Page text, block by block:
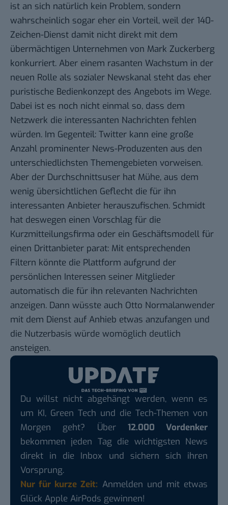
ist an sich natürlich kein Problem, sondern
wahrscheinlich sogar eher ein Vorteil, weil der 140-
Zeichen-Dienst damit nicht direkt mit dem
übermächtigen Unternehmen von Mark Zuckerberg
konkurriert. Aber einem rasanten Wachstum in der
neuen Rolle als sozialer Newskanal steht das eher
puristische Bedienkonzept des Angebots im Wege.
Dabei ist es noch nicht einmal so, dass dem
Netzwerk die interessanten Nachrichten fehlen
würden. Im Gegenteil: Twitter kann eine große
Anzahl prominenter News-Produzenten aus den
unterschiedlichsten Themengebieten vorweisen.
Aber der Durchschnittsuser hat Mühe, aus dem
wenig übersichtlichen Geflecht die für ihn
interessanten Anbieter herauszufischen. Schmidt
hat deswegen einen Vorschlag für die
Kurzmitteilungsfirma oder ein Geschäftsmodell für
einen Drittanbieter parat: Mit entsprechenden
Filtern könnte die Plattform aufgrund der
persönlichen Interessen seiner Mitglieder
automatisch die für ihn relevanten Nachrichten
anzeigen. Dann wüsste auch Otto Normalanwender
mit dem Dienst auf Anhieb etwas anzufangen und
die Nutzerbasis würde womöglich deutlich
ansteigen.
Du willst nicht abgehängt werden, wenn es
um KI, Green Tech und die Tech-Themen von
Morgen geht? Über 12.000 Vordenker
bekommen jeden Tag die wichtigsten News
direkt in die Inbox und sichern sich ihren
Vorsprung.
Nur für kurze Zeit: Anmelden und mit etwas
Glück Apple AirPods gewinnen!